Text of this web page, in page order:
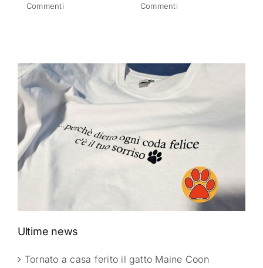
Commenti
Commenti
Ultime news
Tornato a casa ferito il gatto Maine Coon